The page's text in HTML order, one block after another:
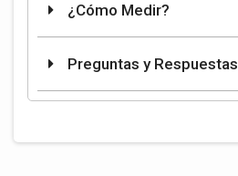
¿Cómo Medir?
Preguntas y Respuestas